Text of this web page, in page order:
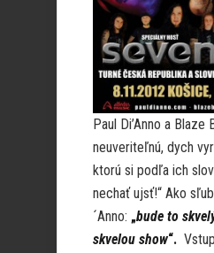
Paul Di’Anno a Blaze
neuveriteľnú, dych
ktorú si podľa ich
nechať ujsť!“ Ako
´Anno: „bude to
skvelou show“.